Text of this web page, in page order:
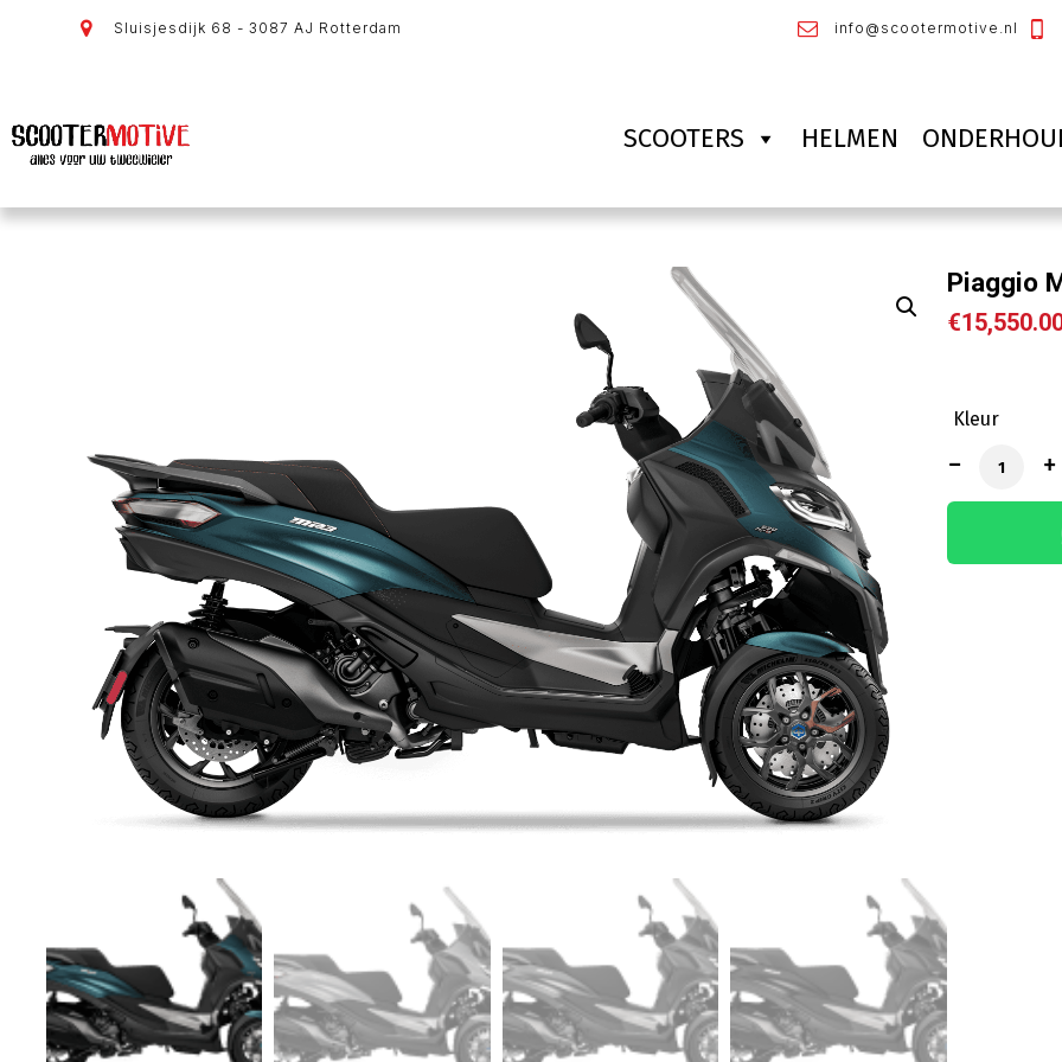
Sluisjesdijk 68 - 3087 AJ Rotterdam info@scootermotive.nl
SCOOTERS HELMEN
Piaggio
€
Kleur